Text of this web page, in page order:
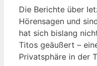
Die Berichte über
Hörensagen und
hat sich bislang
Titos geäußert –
Privatsphäre in der